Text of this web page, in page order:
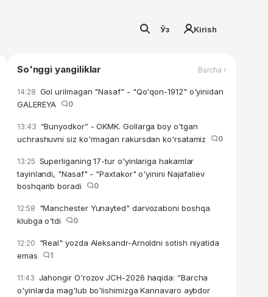
Ўз Kirish
So'nggi yangiliklar Barcha ›
14:28 Gol urilmagan "Nasaf" - "Qo'qon-1912" o'yinidan
GALEREYA
0
13:43 “Bunyodkor” - OKMK. Gollarga boy o'tgan
uchrashuvni siz ko'rmagan rakursdan ko'rsatamiz
0
13:25 Superliganing 17-tur o'yinlariga hakamlar
tayinlandi, "Nasaf" - "Paxtakor" o'yinini Najafaliev
boshqarib boradi
0
12:58 "Manchester Yunayted" darvozaboni boshqa
klubga o'tdi
0
12:20 "Real" yozda Aleksandr-Arnoldni sotish niyatida
emas
1
11:43 Jahongir O'rozov JCH-2026 haqida: “Barcha
o'yinlarda mag'lub bo'lishimizga Kannavaro aybdor